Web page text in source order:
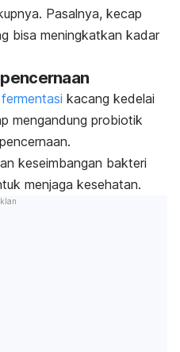
Pasalnya, kecap
bisa meningkatkan kadar
kacang kedelai
mengandung probiotik
keseimbangan bakteri
menjaga kesehatan.